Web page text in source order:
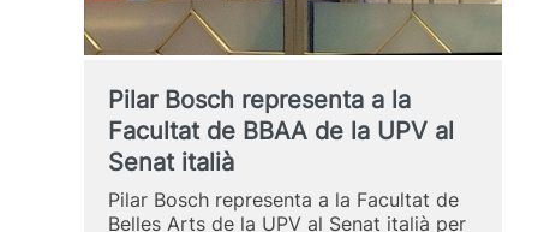
Pilar Bosch representa a la
Facultat de BBAA de la UPV al
Senat italià
Pilar Bosch representa a la Facultat de
Belles Arts de la UPV al Senat italià per